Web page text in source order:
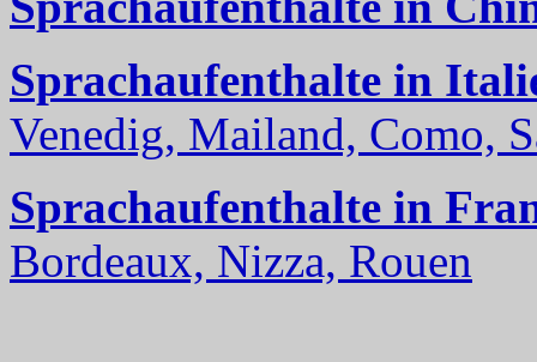
Sprachaufenthalte in
Venedig, Mailand, Como,
Sprachaufenthalte in
Bordeaux, Nizza, Rouen